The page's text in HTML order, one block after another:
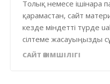
Толық немесе ішінара
қарамастан, сайт
кезде міндетті түрде
сілтеме жасауыңызды
САЙТ ӘКІМШІЛІГІ